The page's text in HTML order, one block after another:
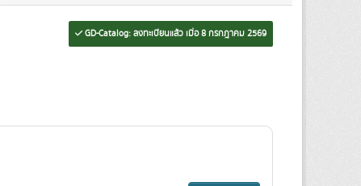
GD-Catalog: ลงทะเบียนแล้ว เมื่อ 8 กรกฎาคม 2569